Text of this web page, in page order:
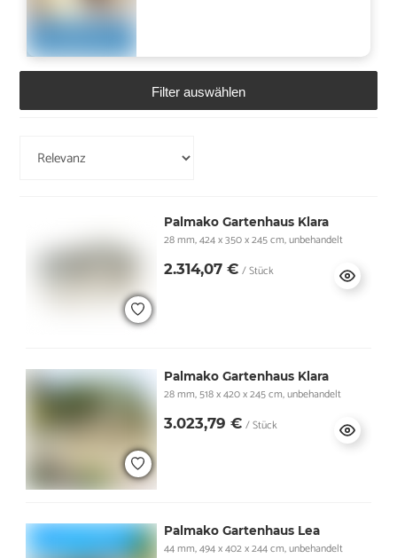
Filter auswählen
Palmako Gartenhaus Klara
28 mm, 424 x 350 x 245 cm, unbehandelt
2.314,07 € / Stück
Palmako Gartenhaus Klara
28 mm, 518 x 420 x 245 cm, unbehandelt
3.023,79 € / Stück
Palmako Gartenhaus Lea
44 mm, 494 x 402 x 244 cm, unbehandelt